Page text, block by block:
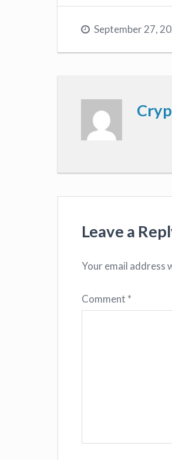
September 27,
Leave a
Your email address
Comment *